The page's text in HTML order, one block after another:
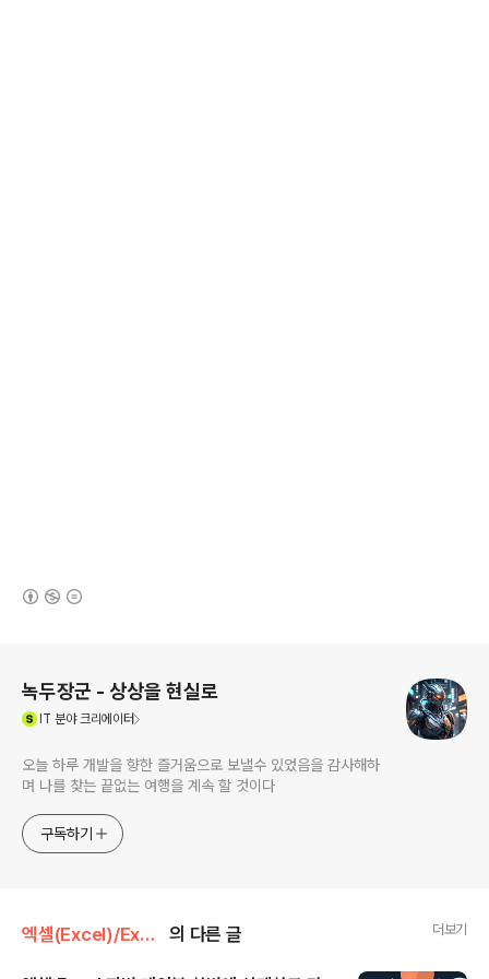
녹두장군 - 상상을 현실로
IT 분야 크리에이터
오늘 하루 개발을 향한 즐거움으로 보낼수 있었음을 감사해하
며 나를 찾는 끝없는 여행을 계속 할 것이다
구독하기
엑셀(Excel)/Excel 의 다른 글 더보기